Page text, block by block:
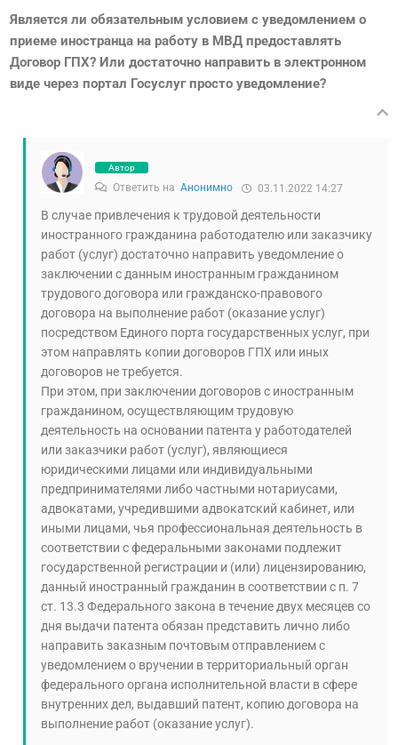
Является ли обязательным условием с уведомлением о
приеме иностранца на работу в МВД предоставлять
Договор ГПХ? Или достаточно направить в электронном
виде через портал Госуслуг просто уведомление?
Автор
Ответить на Анонимно 03.11.2022 14:27
В случае привлечения к трудовой деятельности
иностранного гражданина работодателю или заказчику
работ (услуг) достаточно направить уведомление о
заключении с данным иностранным гражданином
трудового договора или гражданско-правового
договора на выполнение работ (оказание услуг)
посредством Единого порта государственных услуг, при
этом направлять копии договоров ГПХ или иных
договоров не требуется.
При этом, при заключении договоров с иностранным
гражданином, осуществляющим трудовую
деятельность на основании патента у работодателей
или заказчики работ (услуг), являющиеся
юридическими лицами или индивидуальными
предпринимателями либо частными нотариусами,
адвокатами, учредившими адвокатский кабинет, или
иными лицами, чья профессиональная деятельность в
соответствии с федеральными законами подлежит
государственной регистрации и (или) лицензированию,
данный иностранный гражданин в соответствии с п. 7
ст. 13.3 Федерального закона в течение двух месяцев со
дня выдачи патента обязан представить лично либо
направить заказным почтовым отправлением с
уведомлением о вручении в территориальный орган
федерального органа исполнительной власти в сфере
внутренних дел, выдавший патент, копию договора на
выполнение работ (оказание услуг).